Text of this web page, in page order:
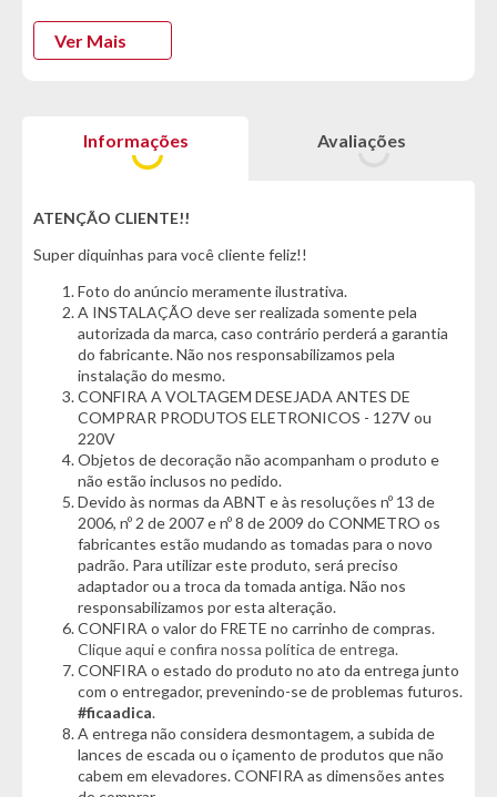
Econômico e supersilencioso, pode ser usado durante o sono
necessidade do ambiente. Conta ainda com desligamento
automático e lâmpada piloto, garantindo mais segurança e
busca um umidificador de ar potente, silencioso e funcional.
Adquira a sua agora mesmo :)
Informações Técnicas:
- Marca: Mondial
- Modelo: Air 6 - UA-07
- Voltagem: Bivolt
- Potência: 35W
- Consumo: 0,035 kw/h
Cor:
- Branco
Características do Produto:
- Econômico e Silencioso
- Desligamento Automático
- Reservatório com Capacidade para 4 Litros
- Sitema ultrassônico de geração de névoa fria
- Lâmpada Piloto
- Bico direcionador
- Controle de itensidade
Dimensões:
- Altura:32,5cm
- Largura: 24cm
- Profundidade: 18,5cm
Ver Mais
Informações Avaliações
ATENÇÃO CLIENTE!!
Super diquinhas para você cliente feliz!!
Foto do anúncio meramente ilustrativa.
A INSTALAÇÃO deve ser realizada somente pela
autorizada da marca, caso contrário perderá a garantia
do fabricante. Não nos responsabilizamos pela
instalação do mesmo.
CONFIRA A VOLTAGEM DESEJADA ANTES DE
COMPRAR PRODUTOS ELETRONICOS - 127V ou
220V
Objetos de decoração não acompanham o produto e
não estão inclusos no pedido.
Devido às normas da ABNT e às resoluções nº 13 de
2006, nº 2 de 2007 e nº 8 de 2009 do CONMETRO os
fabricantes estão mudando as tomadas para o novo
padrão. Para utilizar este produto, será preciso
adaptador ou a troca da tomada antiga. Não nos
responsabilizamos por esta alteração.
CONFIRA o valor do FRETE no carrinho de compras.
Clique aqui e confira nossa política de entrega.
CONFIRA o estado do produto no ato da entrega junto
com o entregador, prevenindo-se de problemas futuros.
#ficaadica.
A entrega não considera desmontagem, a subida de
lances de escada ou o içamento de produtos que não
cabem em elevadores. CONFIRA as dimensões antes